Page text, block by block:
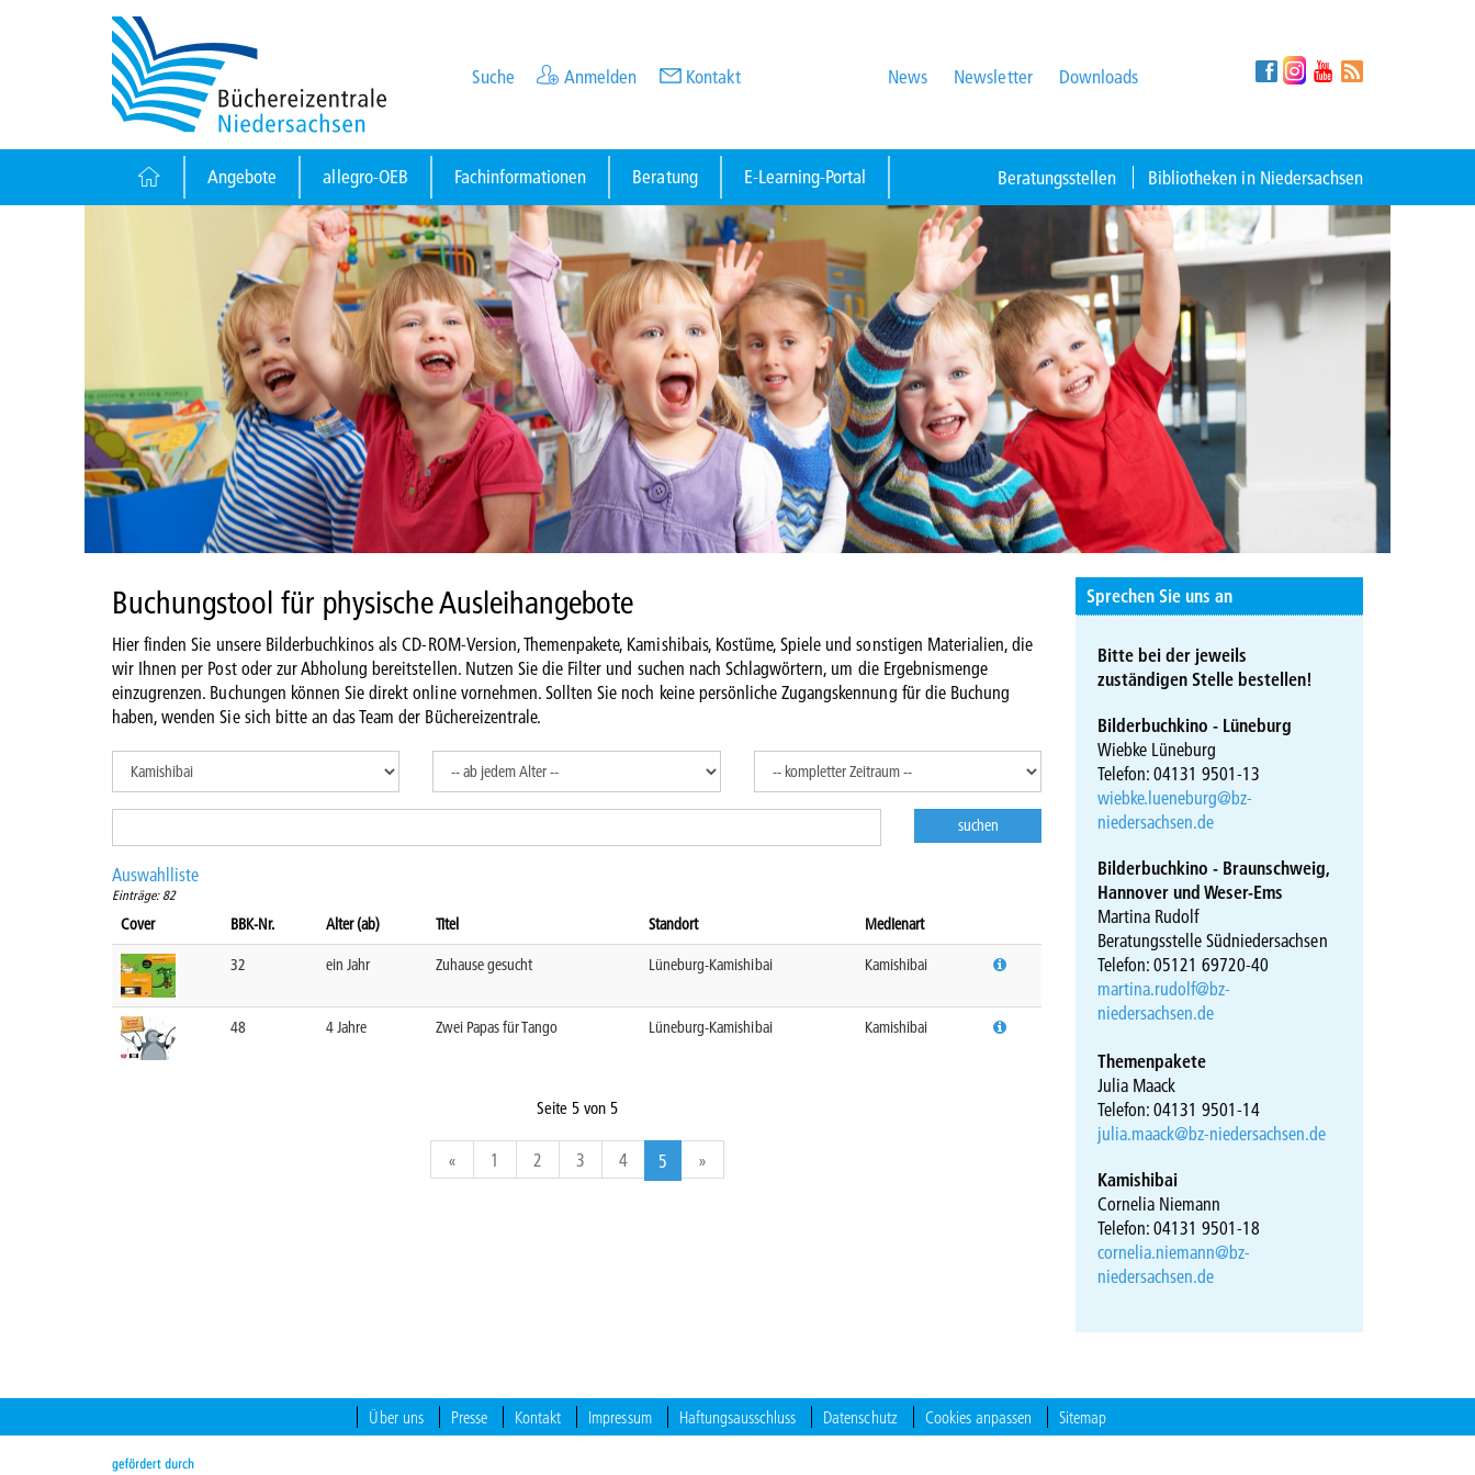
Suche Anmelden Kontakt News Newsletter Downloads
Angebote allegro-OEB Fachinformationen Beratung E-Learning-Portal Beratungsstellen Bibliotheken in Niedersachsen
Buchungstool für physische Ausleihangebote
Hier finden Sie unsere Bilderbuchkinos als CD-ROM-Version, Themenpakete, Kamishibais, Kostüme, Spiele und sonstigen Materialien, die
wir Ihnen per Post oder zur Abholung bereitstellen. Nutzen Sie die Filter und suchen nach Schlagwörtern, um die Ergebnismenge
einzugrenzen. Buchungen können Sie direkt online vornehmen. Sollten Sie noch keine persönliche Zugangskennung für die Buchung
haben, wenden Sie sich bitte an das Team der Büchereizentrale.
Auswahlliste
Einträge: 82
Cover BBK-Nr. Alter (ab) Titel Standort Medienart
32 ein Jahr Zuhause gesucht Lüneburg-Kamishibai Kamishibai
48 4 Jahre Zwei Papas für Tango Lüneburg-Kamishibai Kamishibai
Seite 5 von 5
«Zurück1 2 3 4 5 »Vorwärts
Sprechen Sie uns an
Bitte bei der jeweils
zuständigen Stelle bestellen!
Bilderbuchkino - Lüneburg
Wiebke Lüneburg
Telefon: 04131 9501-13
wiebke.lueneburg@bz-
niedersachsen.de
Bilderbuchkino - Braunschweig,
Hannover und Weser-Ems
Martina Rudolf
Beratungsstelle Südniedersachsen
Telefon: 05121 69720-40
martina.rudolf@bz-
niedersachsen.de
Themenpakete
Julia Maack
Telefon: 04131 9501-14
julia.maack@bz-niedersachsen.de
Kamishibai
Cornelia Niemann
Telefon: 04131 9501-18
cornelia.niemann@bz-
niedersachsen.de
Über uns Presse Kontakt Impressum Haftungsausschluss Datenschutz Cookies anpassen Sitemap